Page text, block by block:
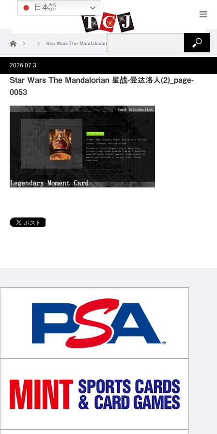
ホーム Star Wars The Mandalorian 星战-曼达洛人(2)_page-0053
2026.07.3
Star Wars The Mandalorian 星战-曼达洛人(2)_page-
0053
日本語